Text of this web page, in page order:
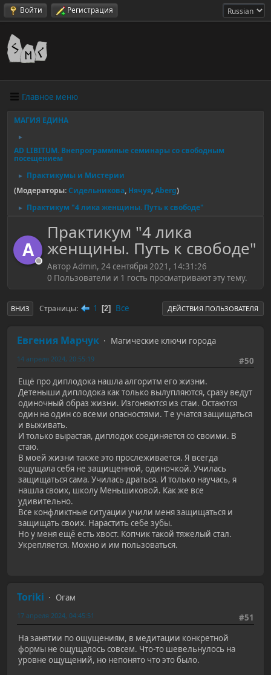
Войти Регистрация
Главное меню
МАГИЯ ЕДИНА
►
AD LIBITUM. Внепрограммные семинары со свободным
посещением
►
Практикумы и Мистерии
(Модераторы:Сидельникова, Нячуя,Aberg)
► Практикум "4 лика женщины. Путь к свободе"
A
Практикум "4 лика
женщины. Путь к свободе"
Автор Admin, 24 сентября 2021, 14:31:26
0 Пользователи и 1 гость просматривают эту тему.
ВНИЗ Страницы 1 2 Все ДЕЙСТВИЯ ПОЛЬЗОВАТЕЛЯ
Евгения Марчук
Магические ключи города
#50
14 апреля 2024, 20:55:19
Ещё про диплодока нашла алгоритм его жизни.
Детеныши диплодока как только вылупляются, сразу ведут
одиночный образ жизни. Изгоняются из стаи. Остаются
один на один со всеми опасностями. Т е учатся защищаться
и выживать.
И только вырастая, диплодок соединяется со своими. В
стаю.
В моей жизни также это прослеживается. Я всегда
ощущала себя не защищенной, одиночкой. Училась
защищаться сама. Училась драться. И только научась, я
нашла своих, школу Меньшиковой. Как же все
удивительно.
Все конфликтные ситуации учили меня защищаться и
защищать своих. Нарастить себе зубы.
Но у меня ещё есть хвост. Копчик такой тяжелый стал.
Укрепляется. Можно и им пользоваться.
Toriki
Огам
#51
17 апреля 2024, 04:45:51
На занятии по ощущениям, в медитации конкретной
формы не ощущалось совсем. Что-то шевельнулось на
уровне ощущений, но непонято что это было.